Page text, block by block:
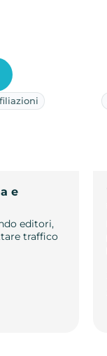
e
editori,
traffico